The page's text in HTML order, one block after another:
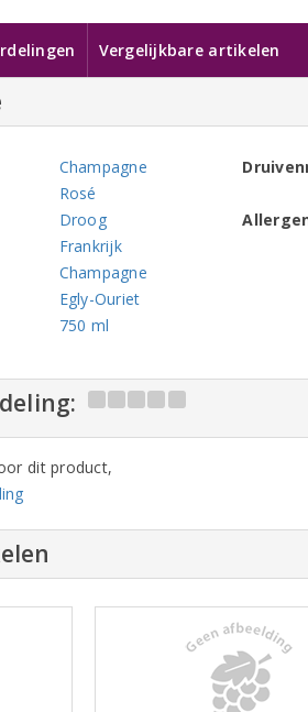
Vergelijkbare artikelen
Champagne
Rosé
Droog
Frankrijk
Champagne
Egly-Ouriet
750 ml
dit product,